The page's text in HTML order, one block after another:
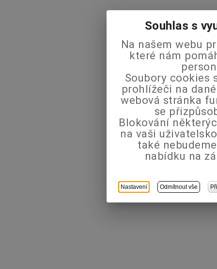
Souhlas s
Na našem webu
které nám
Soubory cookies
prohlížeči na
webová stránka
se
Blokování
na vaši
také
nabídku na
Nastavení Odmítnout vše